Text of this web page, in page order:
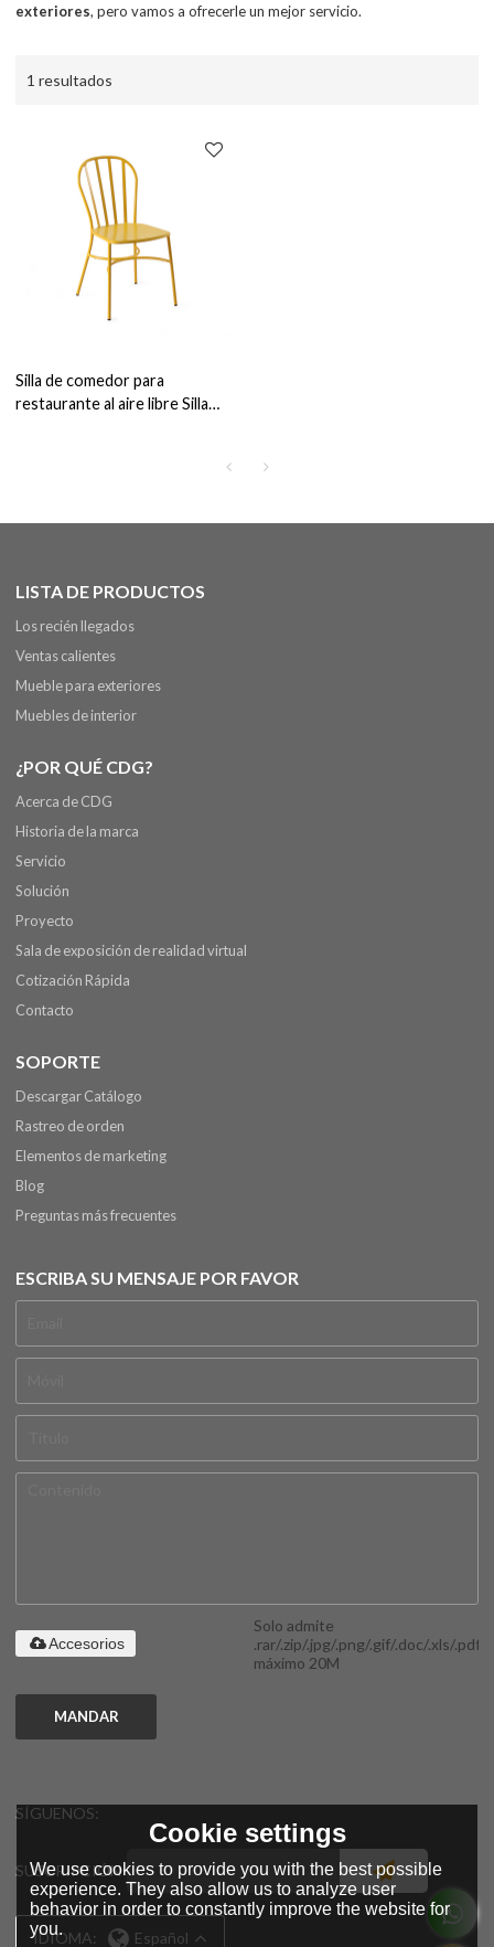
exteriores, pero vamos a ofrecerle un mejor servicio.
1 resultados
Silla de comedor para
restaurante al aire libre Silla
LISTA DE PRODUCTOS
Los recién llegados
Ventas calientes
Mueble para exteriores
Muebles de interior
¿POR QUÉ CDG?
Acerca de CDG
Historia de la marca
Servicio
Solución
Proyecto
Sala de exposición de realidad virtual
Cotización Rápida
Contacto
SOPORTE
Descargar Catálogo
Rastreo de orden
Elementos de marketing
Blog
Preguntas más frecuentes
ESCRIBA SU MENSAJE POR FAVOR
Solo admite
.rar/.zip/.jpg/.png/.gif/.doc/.xls/.pdf,
máximo 20M
Accesorios
MANDAR
SÍGUENOS:
SUSCRIPCIÓN
IDIOMA: Español
Cookie settings
We use cookies to provide you with the best possible
experience. They also allow us to analyze user
behavior in order to constantly improve the website for
you.